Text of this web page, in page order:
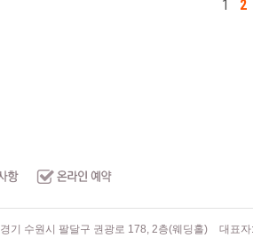
1 2
경기 수원시 팔달구 권광로 178, 2층(웨딩홀)
대표